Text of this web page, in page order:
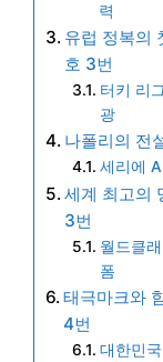
력
유럽 정복의
호 3번
터키 리
광
나폴리의 전
세리에
세계 최고의
3번
월드클
폼
태극마크와
4번
대한민